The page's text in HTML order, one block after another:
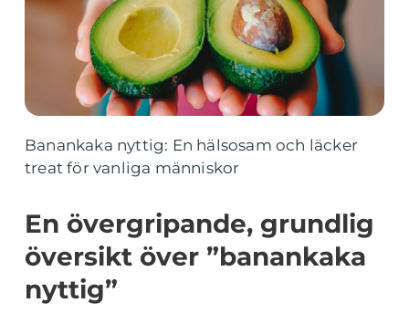
Banankaka nyttig: En hälsosam och läcker
treat för vanliga människor
En övergripande, grundlig
översikt över ”banankaka
nyttig”